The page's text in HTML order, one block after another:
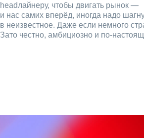
headлайнеру, чтобы двигать рынок —
и нас самих вперёд, иногда надо
в неизвестное. Даже если немного
Зато честно, амбициозно и